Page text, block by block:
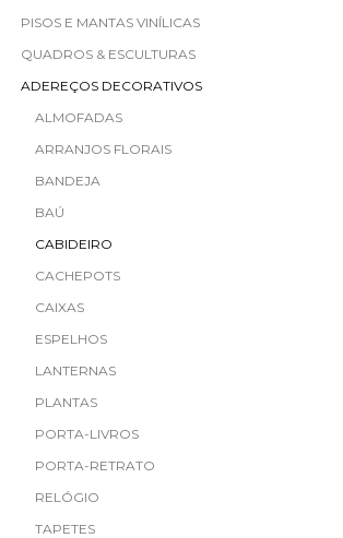
PISOS E MANTAS VINÍLICAS
QUADROS & ESCULTURAS
ADEREÇOS DECORATIVOS
ALMOFADAS
ARRANJOS FLORAIS
BANDEJA
BAÚ
CABIDEIRO
CACHEPOTS
CAIXAS
ESPELHOS
LANTERNAS
PLANTAS
PORTA-LIVROS
PORTA-RETRATO
RELÓGIO
TAPETES